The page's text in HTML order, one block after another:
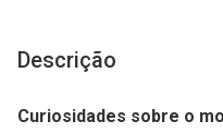
Descrição
Curiosidades sobre o